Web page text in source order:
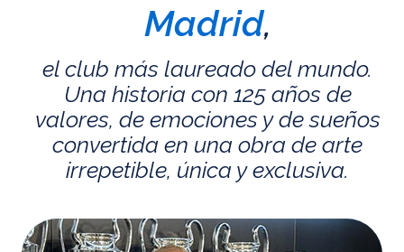
Madrid,
el club más laureado del mundo.
Una historia con 125 años de
valores, de emociones y de sueños
convertida en una obra de arte
irrepetible, única y exclusiva.